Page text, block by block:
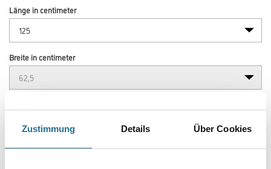
Zustimmung Details Über Cookies
Länge in centimeter
Breite in centimeter
Variante